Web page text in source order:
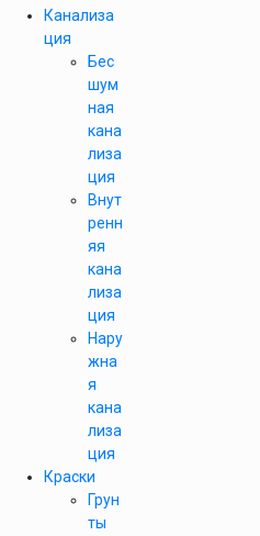
Канализа
ция
Бес
шум
ная
кана
лиза
ция
Внут
ренн
яя
кана
лиза
ция
Нару
жна
я
кана
лиза
ция
Краски
Грун
ты